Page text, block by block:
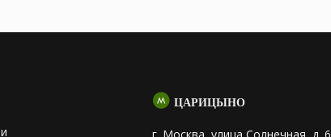
ЦАРИЦЫНО
г. Москва, улица Солнечная, д. 6